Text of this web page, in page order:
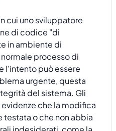
cui uno sviluppatore
di codice "di
in ambiente di
processo di
l'intento può essere
urgente, questa
del sistema. Gli
che la modifica
o che non abbia